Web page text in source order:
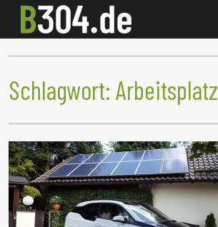
Schlagwort: Arbeitsplatz